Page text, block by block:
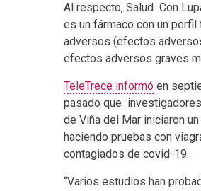
Al respecto, Salud Con
es un fármaco con un
adversos (efectos
efectos adversos graves
TeleTrece informó en
pasado que
de Viña del Mar iniciaron
haciendo pruebas con
contagiados de covid-19.
“Varios estudios han